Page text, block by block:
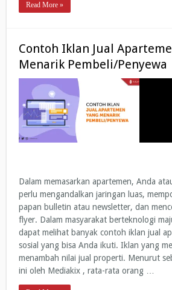
Read More »
Contoh Iklan Jual
Menarik Pembeli/Penyewa
Dalam memasarkan apartemen, Anda
perlu mengandalkan jaringan luas,
papan bulletin atau newsletter, dan
flyer. Dalam masyarakat berteknologi
dapat melihat banyak contoh iklan jual
sosial yang bisa Anda ikuti. Iklan yang
menambah nilai jual properti. Menurut
ini oleh Mediakix , rata-rata orang …